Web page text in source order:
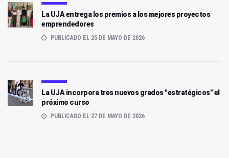
La UJA entrega los premios a los mejores proyectos
emprendedores
PUBLICADO EL 25 DE MAYO DE 2026
La UJA incorpora tres nuevos grados "estratégicos" el
próximo curso
PUBLICADO EL 27 DE MAYO DE 2026